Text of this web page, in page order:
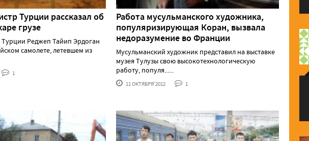
Турции рассказал об
грузе
Реджеп Тайип Эрдоган
самолете, летевшем из
1
Работа мусульманского художника,
популяризирующая Коран, вызвала
недоразумение во Франции
Мусульманский художник представил на выставке
музея Тулузы свою высокотехнологическую
работу, популя......
11 ОКТЯБРЯ'2012 1